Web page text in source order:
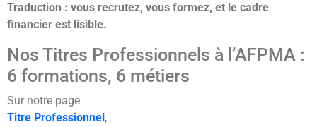
Traduction : vous recrutez, vous formez, et le cadre
financier est lisible.
Nos Titres Professionnels à l’AFPMA :
6 formations, 6 métiers
Sur notre page
Titre Professionnel,